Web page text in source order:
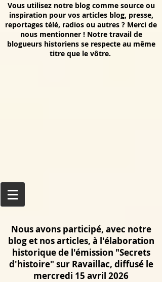
Vous utilisez notre blog comme source ou
inspiration pour vos articles blog, presse,
reportages télé, radios ou autres ? Merci de
nous mentionner ! Notre travail de
blogueurs historiens se respecte au même
titre que le vôtre.
Nous avons participé, avec notre
blog et nos articles, à l'élaboration
historique de l'émission "Secrets
d'histoire" sur Ravaillac, diffusé le
mercredi 15 avril 2026